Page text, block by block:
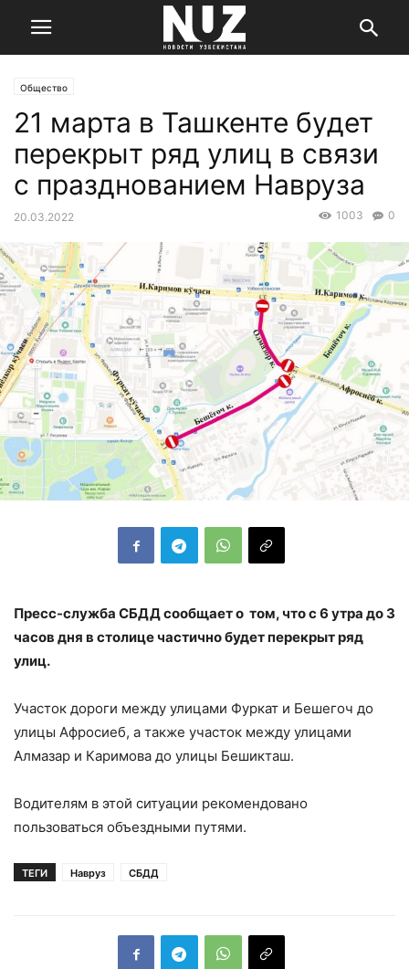
Общество
21 марта в Ташкенте будет
перекрыт ряд улиц в связи
с празднованием Навруза
20.03.2022 0
1003
Пресс-служба СБДД сообщает о том, что с 6 утра до 3
часов дня в столице частично будет перекрыт ряд
улиц.
Участок дороги между улицами Фуркат и Бешегоч до
улицы Афросиеб, а также участок между улицами
Алмазар и Каримова до улицы Бешикташ.
Водителям в этой ситуации рекомендовано
пользоваться объездными путями.
ТЕГИ Навруз СБДД